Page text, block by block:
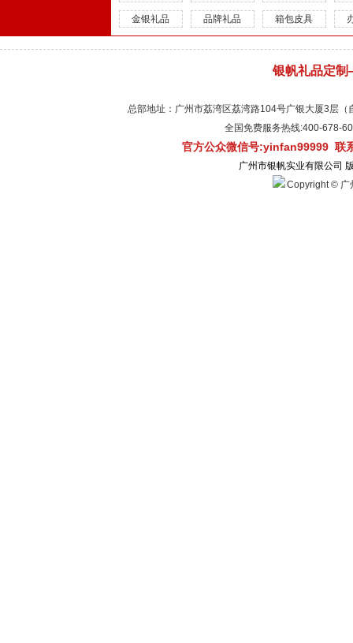
金银礼品 品牌礼品 箱包皮具
银帆礼品定
总部地址：广州市荔湾区荔湾路104号广银大厦3层
全国免费服务热线:400-
官方公众微信号:yinfan99999 联
广州市银帆实业有限公司
Copyright © 广